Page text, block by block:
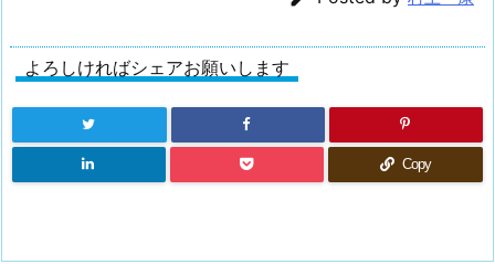
よろしければシェアお願いします
Copy